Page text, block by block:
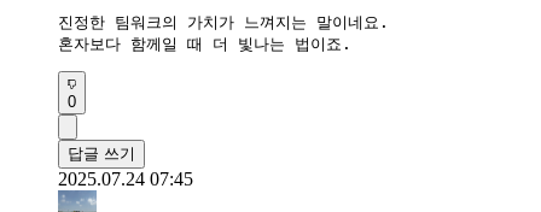
진정한 팀워크의 가치가 느껴지는 말이네요.
혼자보다 함께일 때 더 빛나는 법이죠.
0
답글 쓰기
2025.07.24 07:45